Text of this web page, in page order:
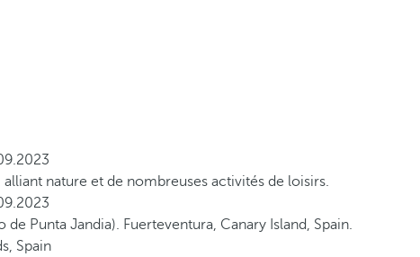
nature et de nombreuses activités de loisirs.